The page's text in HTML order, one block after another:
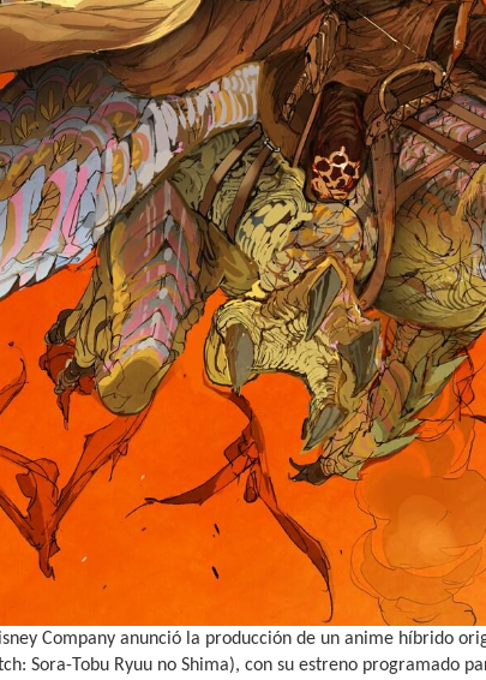
Company anunció la producción de un anime híbrido
Sora-Tobu Ryuu no Shima), con su estreno programado